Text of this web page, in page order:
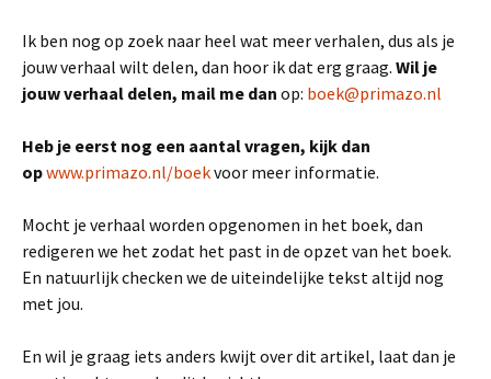
Ik ben nog op zoek naar heel wat meer verhalen, dus als je
jouw verhaal wilt delen, dan hoor ik dat erg graag. Wil je
jouw verhaal delen, mail me dan op: boek@primazo.nl
Heb je eerst nog een aantal vragen, kijk dan
opwww.primazo.nl/boekvoor meer informatie.
Mocht je verhaal worden opgenomen in het boek, dan
redigeren we het zodat het past in de opzet van het boek.
En natuurlijk checken we de uiteindelijke tekst altijd nog
met jou.
En wil je graag iets anders kwijt over dit artikel, laat dan je